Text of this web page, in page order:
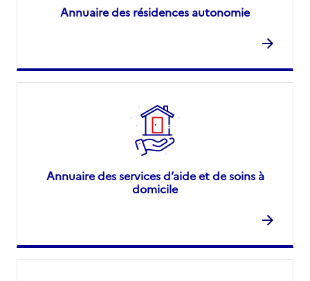
Annuaire des résidences autonomie
Annuaire des services d’aide et de soins à
domicile